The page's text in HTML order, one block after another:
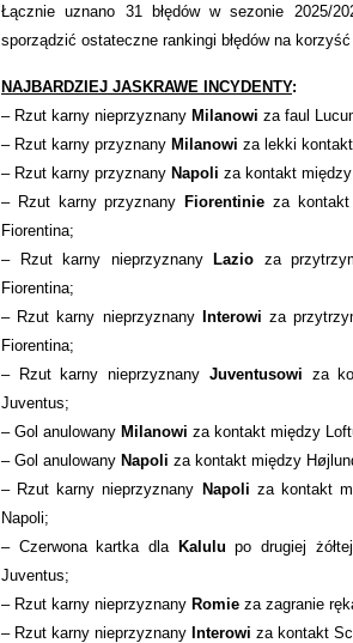
Łącznie uznano 31 błędów w sezonie 2025/
sporządzić ostateczne rankingi błędów na
NAJBARDZIEJ JASKRAWE INCYDENTY:
– Rzut karny nieprzyznany Milanowi za faul
– Rzut karny przyznany Milanowi za lekki
– Rzut karny przyznany Napoli za kontakt
– Rzut karny przyznanyFiorentinie za
Fiorentina;
– Rzut karny nieprzyznanyLazio za
Fiorentina;
– Rzut karny nieprzyznany Interowi za
Fiorentina;
– Rzut karny nieprzyznany Juventusowi za
Juventus;
– Gol anulowany Milanowi za kontakt między
– Gol anulowany Napoli za kontakt między
– Rzut karny nieprzyznany Napoli za kontakt
Napoli;
– Czerwona kartka dla Kalulu po drugiej
Juventus;
– Rzut karny nieprzyznany Romie za zagranie
– Rzut karny nieprzyznany Interowi za kontakt